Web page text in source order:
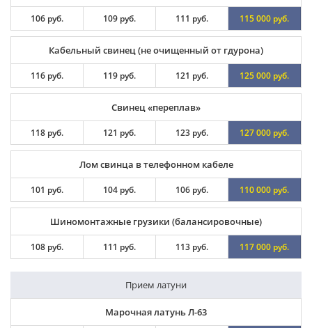
106 руб. 109 руб. 111 руб. 115 000 руб.
Кабельный свинец (не очищенный от гдурона)
116 руб. 119 руб. 121 руб. 125 000 руб.
Свинец «переплав»
118 руб. 121 руб. 123 руб. 127 000 руб.
Лом свинца в телефонном кабеле
101 руб. 104 руб. 106 руб. 110 000 руб.
Шиномонтажные грузики (балансировочные)
108 руб. 111 руб. 113 руб. 117 000 руб.
Прием латуни
Марочная латунь Л-63